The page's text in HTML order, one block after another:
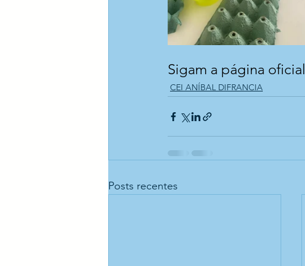
Sigam a página oficial
CEI ANÍBAL DIFRANCIA
Posts recentes